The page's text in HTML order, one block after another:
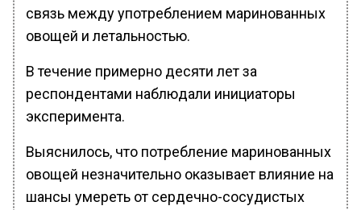
связь между употреблением маринованных
овощей и летальностью.
В течение примерно десяти лет за
респондентами наблюдали инициаторы
эксперимента.
Выяснилось, что потребление маринованных
овощей незначительно оказывает влияние на
шансы умереть от сердечно-сосудистых